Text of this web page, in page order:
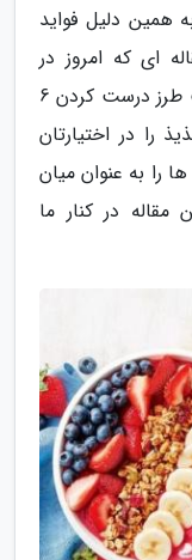
دلیل فواید
ای که امروز در
خبرنگاران مگ تهیه نموده ایم، قرار است طرز درست کردن 6
را در اختیارتان
را به عنوان میان
در کنار ما